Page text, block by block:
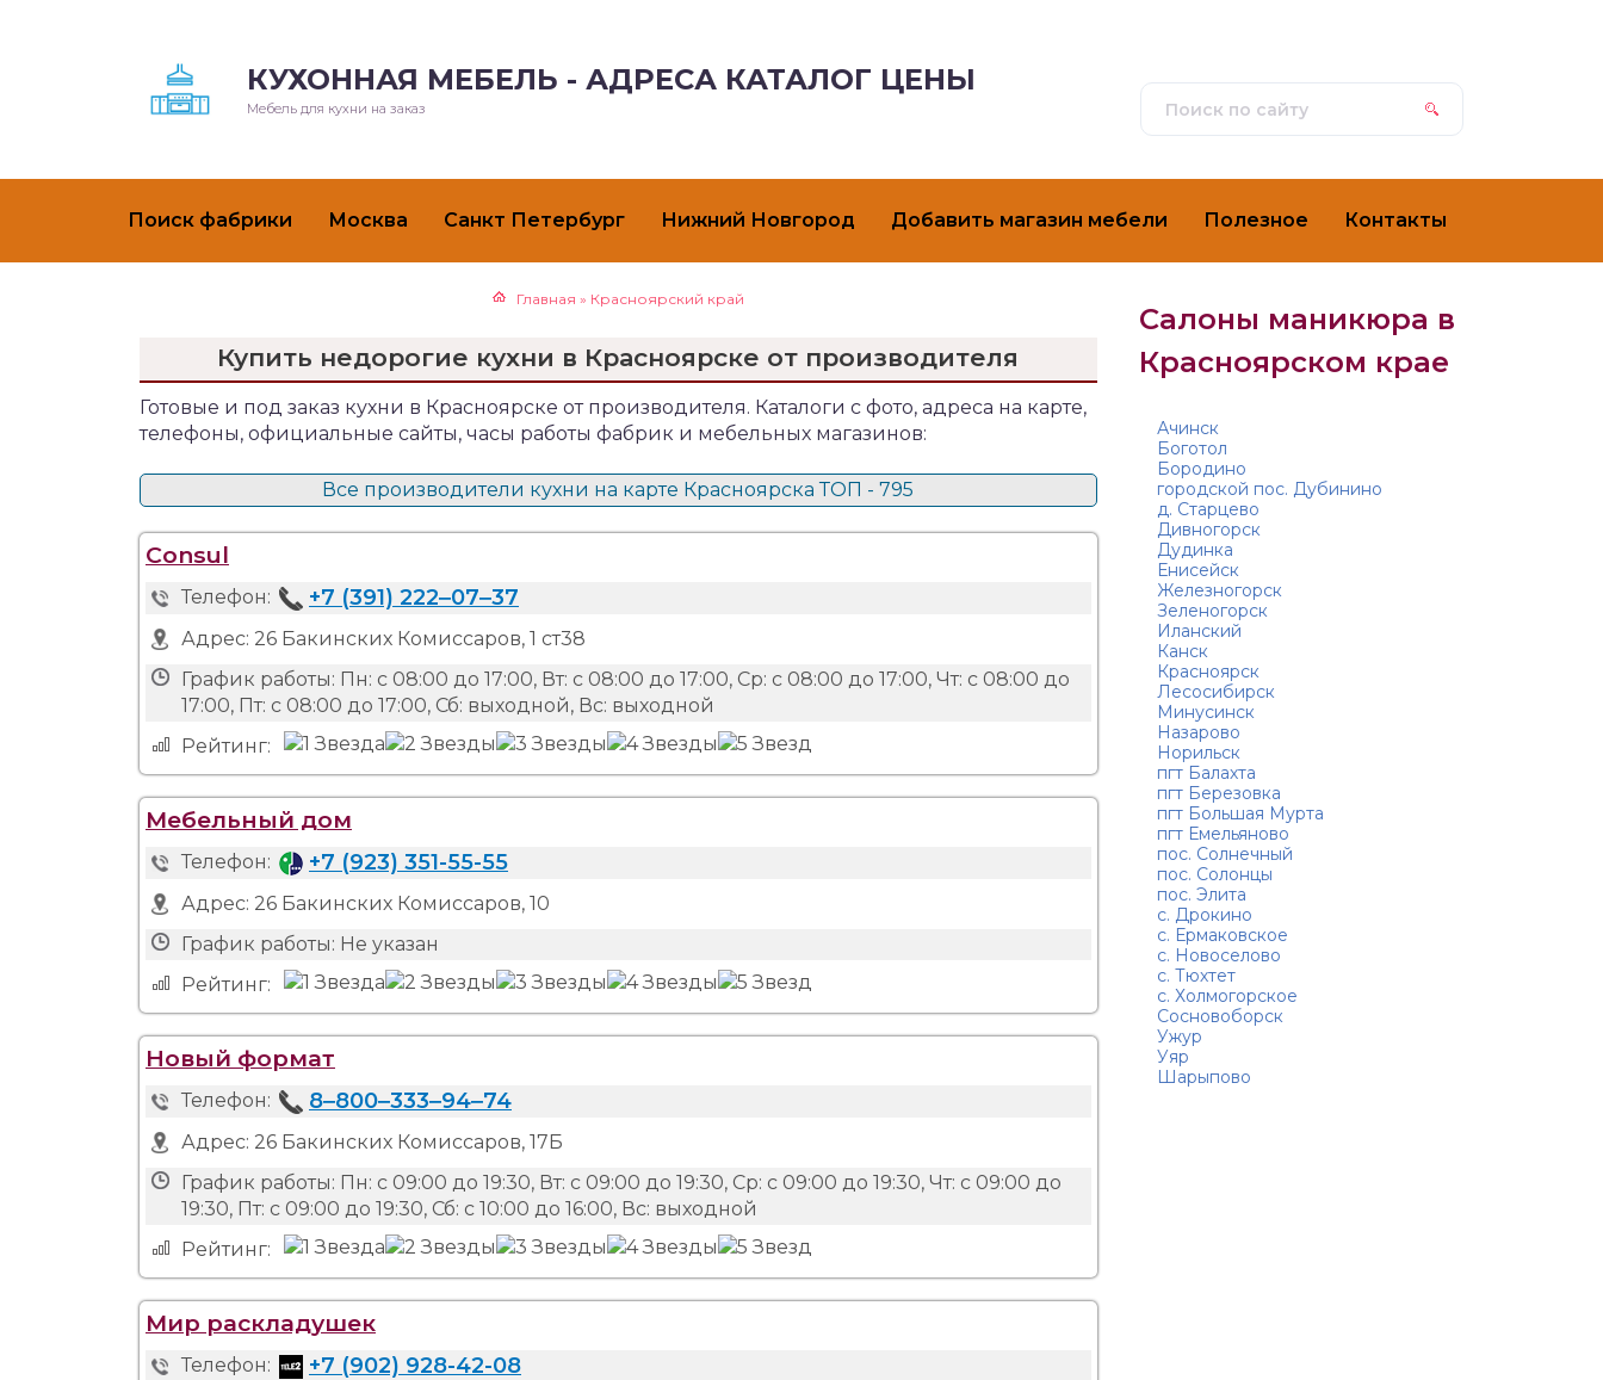
КУХОННАЯ МЕБЕЛЬ - АДРЕСА КАТАЛОГ ЦЕНЫ
Мебель для кухни на заказ
Поиск фабрики Москва Санкт Петербург Нижний Новгород Добавить магазин мебели Полезное Контакты
Главная » Красноярский край
Купить недорогие кухни в Красноярске от производителя
Готовые и под заказ кухни в Красноярске от производителя. Каталоги с фото, адреса на карте,
телефоны, официальные сайты, часы работы фабрик и мебельных магазинов:
Все производители кухни на карте Красноярска ТОП - 795
Consul
Телефон: +7 (391) 222‒07‒37
Адрес: 26 Бакинских Комиссаров, 1 ст38
График работы: Пн: с 08:00 до 17:00, Вт: с 08:00 до 17:00, Ср: с 08:00 до 17:00, Чт: с 08:00 до
17:00, Пт: с 08:00 до 17:00, Сб: выходной, Вс: выходной
Рейтинг:
Мебельный дом
Телефон: +7 (923) 351-55-55
Адрес: 26 Бакинских Комиссаров, 10
График работы: Не указан
Рейтинг:
Новый формат
Телефон: 8‒800‒333‒94‒74
Адрес: 26 Бакинских Комиссаров, 17Б
График работы: Пн: с 09:00 до 19:30, Вт: с 09:00 до 19:30, Ср: с 09:00 до 19:30, Чт: с 09:00 до
19:30, Пт: с 09:00 до 19:30, Сб: с 10:00 до 16:00, Вс: выходной
Рейтинг:
Мир раскладушек
Телефон: +7 (902) 928-42-08
Салоны маникюра в
Красноярском крае
Ачинск
Боготол
Бородино
городской пос. Дубинино
д. Старцево
Дивногорск
Дудинка
Енисейск
Железногорск
Зеленогорск
Иланский
Канск
Красноярск
Лесосибирск
Минусинск
Назарово
Норильск
пгт Балахта
пгт Березовка
пгт Большая Мурта
пгт Емельяново
пос. Солнечный
пос. Солонцы
пос. Элита
с. Дрокино
с. Ермаковское
с. Новоселово
с. Тюхтет
с. Холмогорское
Сосновоборск
Ужур
Уяр
Шарыпово